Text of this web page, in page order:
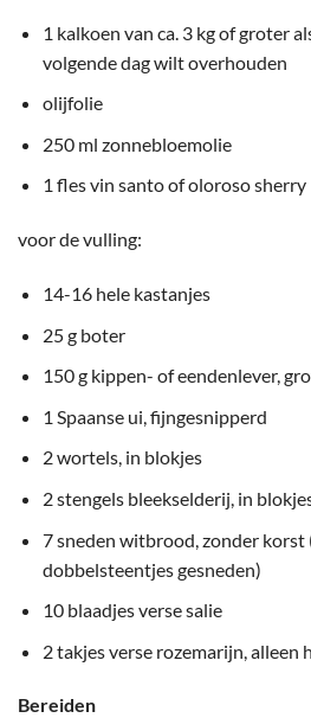
1 kalkoen van ca. 3 kg of groter
volgende dag wilt overhouden
olijfolie
250 ml zonnebloemolie
1 fles vin santo of oloroso sherry
voor de vulling:
14-16 hele kastanjes
25 g boter
150 g kippen- of eendenlever,
1 Spaanse ui, fijngesnipperd
2 wortels, in blokjes
2 stengels bleekselderij, in
7 sneden witbrood, zonder korst
dobbelsteentjes gesneden)
10 blaadjes verse salie
2 takjes verse rozemarijn, alleen
Bereiden